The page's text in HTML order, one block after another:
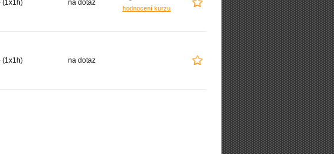
(1x1h) na dotaz
hodnocení kurzu
(1x1h) na dotaz